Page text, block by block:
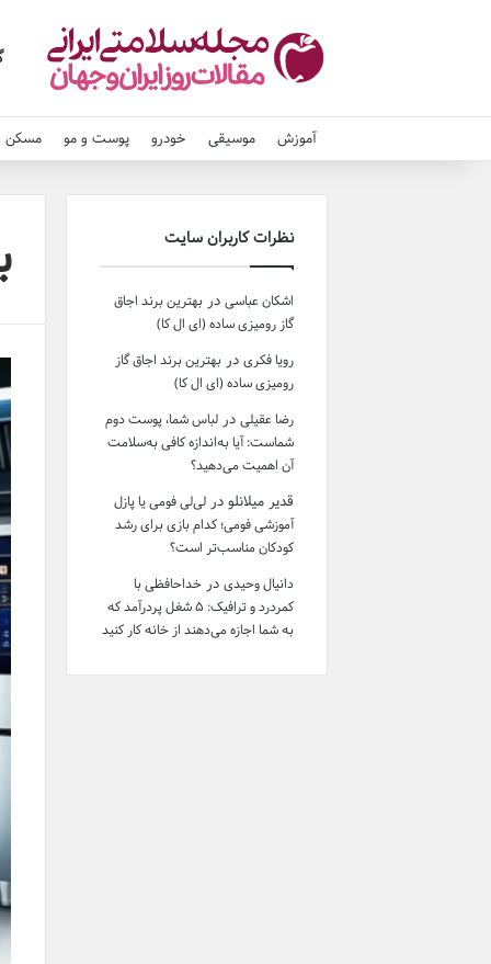
آموزش موسیقی خودرو پوست و مو مسکن
نظرات کاربران سایت
اشکان عباسی دربهترین برند اجاق
گاز رومیزی ساده (ای ال کا)
رویا فکری دربهترین برند اجاق گاز
رومیزی ساده (ای ال کا)
رضا عقیلی درلباس شما، پوست دوم
شماست: آیا به‌اندازه کافی به‌سلامت
آن اهمیت می‌دهید؟
قدیر میلانلو درلی‌لی فومی یا پازل
آموزشی فومی؛ کدام بازی برای رشد
کودکان مناسب‌تر است؟
دانیال وحیدی درخداحافظی با
کمردرد و ترافیک: ۵ شغل پردرآمد که
به شما اجازه می‌دهند از خانه کار کنید